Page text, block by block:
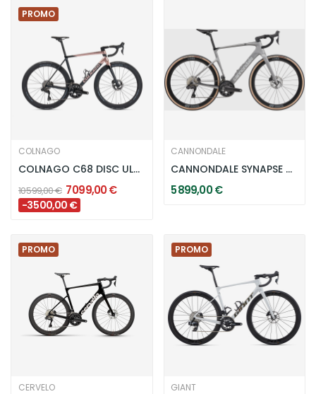
PROMO
COLNAGO
COLNAGO C68 DISC ULTEGRA DI2 R8170 12V HRRG -...
10 599,00 € 7 099,00 €
-3 500,00 €
CANNONDALE
CANNONDALE SYNAPSE CARBON 2 - GREY
5 899,00 €
PROMO
CERVELO
PROMO
GIANT